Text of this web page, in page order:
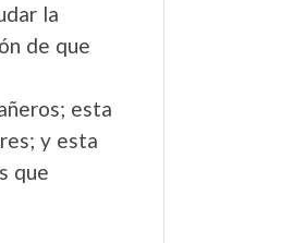
la
de que
esta
y esta
que